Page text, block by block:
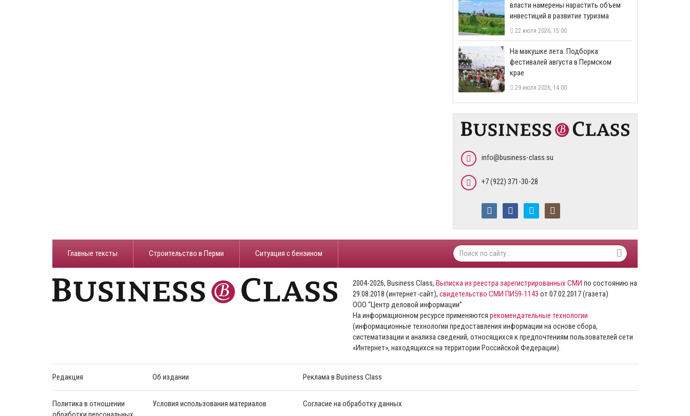
власти намерены нарастить объем
инвестиций в развитие туризма
22 июля 2026, 15:00
На макушке лета. Подборка
фестивалей августа в Пермском
крае
29 июля 2026, 14:00
info@business-class.su
+7 (922) 371-30-28
Главные тексты Строительство в Перми ​Ситуация с бензином
2004-2026, Business Class, Выписка из реестра зарегистрированных СМИ по состоянию на
29.08.2018 (интернет-сайт), свидетельство СМИ ПИ59-1143 от 07.02.2017 (газета)
ООО “Центр деловой информации”
На информационном ресурсе применяются рекомендательные технологии
(информационные технологии предоставления информации на основе сбора,
систематизации и анализа сведений, относящихся к предпочтениям пользователей сети
«Интернет», находящихся на территории Российской Федерации).
Редакция Об издании Реклама в Business Class
Политика в отношении
Условия использования материалов Согласие на обработку данных